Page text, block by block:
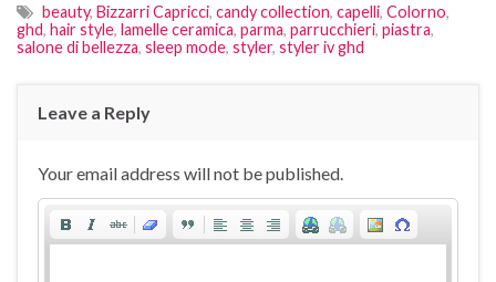
beauty, Bizzarri Capricci, candy collection, capelli, Colorno,
ghd, hair style, lamelle ceramica, parma, parrucchieri, piastra,
salone di bellezza, sleep mode, styler, styler iv ghd
Leave a Reply
Your email address will not be published.